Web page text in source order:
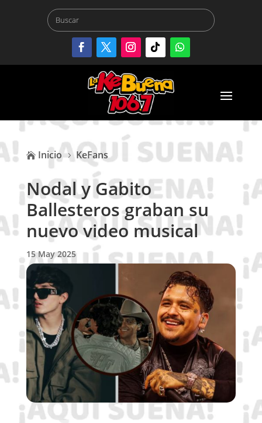
 Inicio 5 KeFans
Nodal y Gabito
Ballesteros graban su
nuevo video musical
15 May 2025